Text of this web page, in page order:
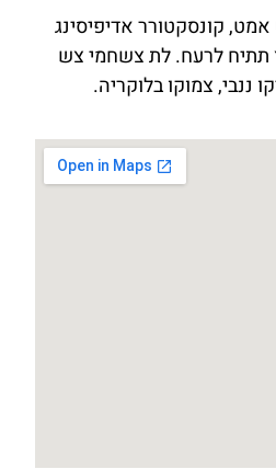
קונסקטורר אדיפיסינג
תתיח לרעח. לת צשחמי צש
ננבי, צמוקו בלוקריה.